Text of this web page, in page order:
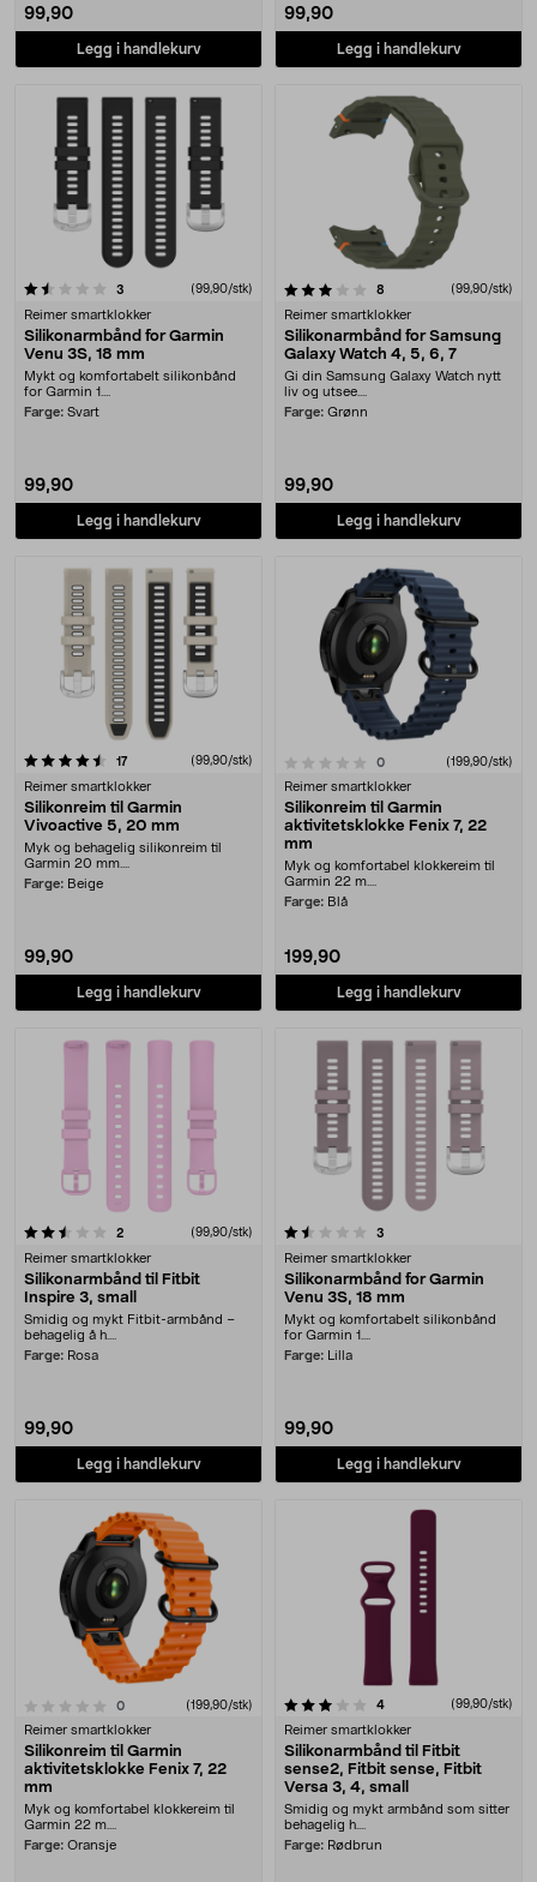
99,90
Legg i handlekurv
99,90
Legg i handlekurv
3 anmeldelser(99,90/stk)
Reimer smartklokker
Silikonarmbånd for Garmin
Venu 3S, 18 mm
Mykt og komfortabelt silikonbånd
for Garmin 1....
Farge: Svart
99,90
Legg i handlekurv
3.0 av 5 stjerner 8 anmeldelser(99,90/stk)
Reimer smartklokker
Silikonarmbånd for Samsung
Galaxy Watch 4, 5, 6, 7
Gi din Samsung Galaxy Watch nytt
liv og utsee....
Farge: Grønn
99,90
Legg i handlekurv
17anmeldelser(99,90/stk)
Reimer smartklokker
Silikonreim til Garmin
Vivoactive 5, 20 mm
Myk og behagelig silikonreim til
Garmin 20 mm....
Farge: Beige
99,90
Legg i handlekurv
0.0 av 5 stjerner 0anmeldelser(199,90/stk)
Reimer smartklokker
Silikonreim til Garmin
aktivitetsklokke Fenix 7, 22
mm
Myk og komfortabel klokkereim til
Garmin 22 m....
Farge: Blå
199,90
Legg i handlekurv
2anmeldelser (99,90/stk)
Reimer smartklokker
Silikonarmbånd til Fitbit
Inspire 3, small
Smidig og mykt Fitbit-armbånd –
behagelig å h....
Farge: Rosa
99,90
Legg i handlekurv
1.5 av 5 stjerner 3
Reimer smartklokker
Silikonarmbånd for Garmin
Venu 3S, 18 mm
Mykt og komfortabelt silikonbånd
for Garmin 1....
Farge:
Lilla
99,90
Legg i handlekurv
0anmeldelser(199,90/stk)
Reimer smartklokker
Silikonreim til Garmin
aktivitetsklokke Fenix 7, 22
mm
Myk og komfortabel klokkereim til
Garmin 22 m....
Farge: Oransje
3.5 av 5 stjerner 4anmeldelser(99,90/stk)
Reimer smartklokker
Silikonarmbånd til Fitbit
sense2, Fitbit sense, Fitbit
Versa 3, 4, small
Smidig og mykt armbånd som sitter
behagelig h....
Farge: Rødbrun